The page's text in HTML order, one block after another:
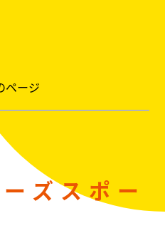
ページ
ズスポー